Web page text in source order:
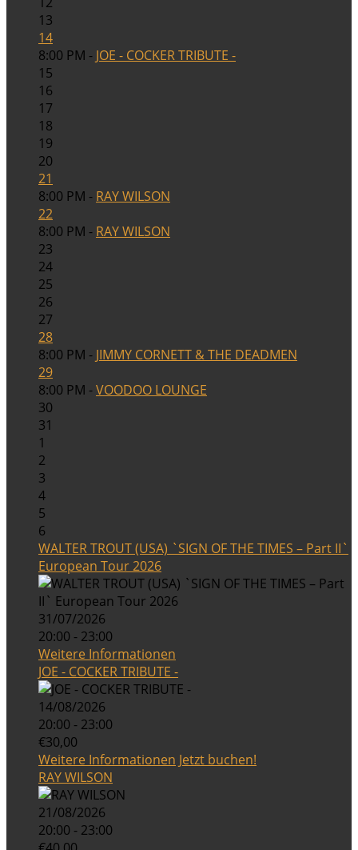
13
14
8:00 PM - JOE - COCKER TRIBUTE -
15
16
17
18
19
20
21
8:00 PM - RAY WILSON
22
8:00 PM - RAY WILSON
23
24
25
26
27
28
8:00 PM - JIMMY CORNETT & THE DEADMEN
29
8:00 PM -VOODOO LOUNGE
30
31
1
2
3
4
5
6
WALTER TROUT (USA) `SIGN OF THE TIMES – Part II`
European Tour 2026
31/07/2026
20:00 - 23:00
Weitere Informationen
JOE - COCKER TRIBUTE -
14/08/2026
20:00 - 23:00
€30,00
Weitere Informationen Jetzt buchen!
RAY WILSON
21/08/2026
20:00 - 23:00